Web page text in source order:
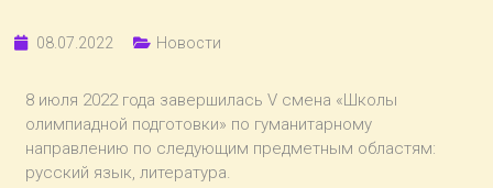
08.07.2022 Новости
8 июля 2022 года завершилась V смена «Школы
олимпиадной подготовки» по гуманитарному
направлению по следующим предметным областям:
русский язык, литература.